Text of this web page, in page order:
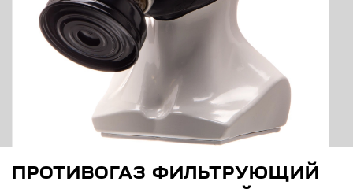
ПРОТИВОГАЗ ФИЛЬТРУЮЩИЙ